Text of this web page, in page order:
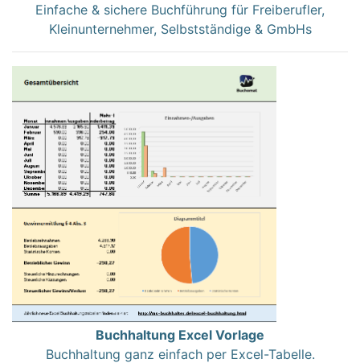
Einfache & sichere Buchführung für Freiberufler,
Kleinunternehmer, Selbstständige & GmbHs
Buchhaltung Excel Vorlage
Buchhaltung ganz einfach per Excel-Tabelle.